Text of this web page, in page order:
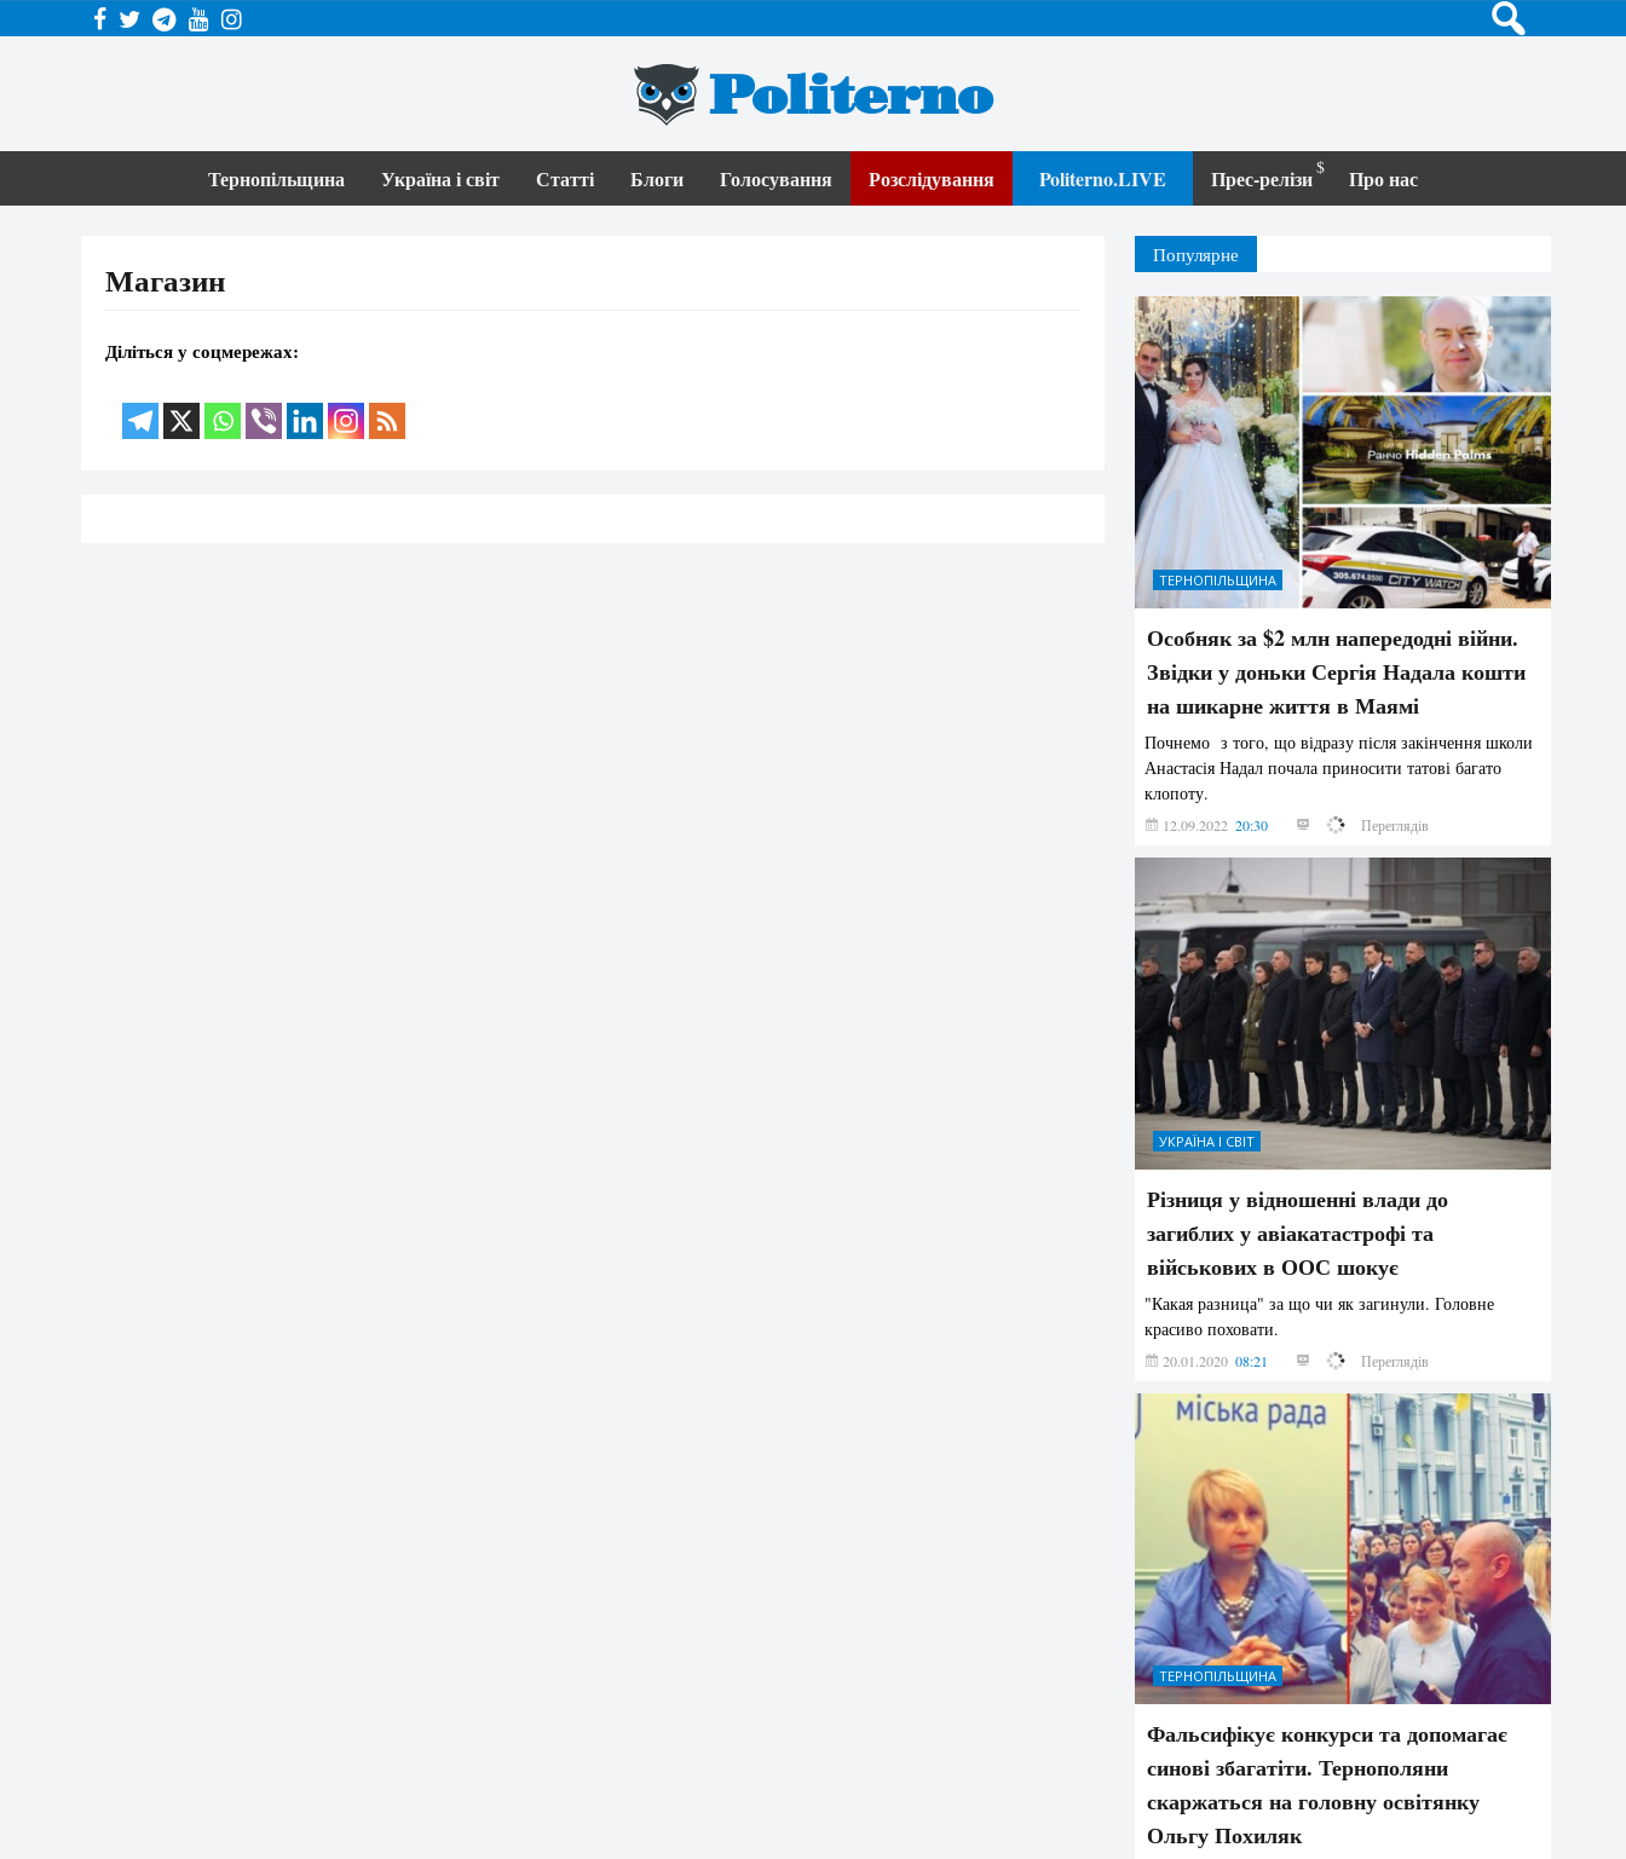
Politerno
Тернопільщина Україна і світ Статті Блоги Голосування Розслідування Politerno.LIVE Прес-релізи Про нас
Магазин
Діліться у соцмережах:
Популярне
ТЕРНОПІЛЬЩИНА
Особняк за $2 млн напередодні війни.
Звідки у доньки Сергія Надала кошти
на шикарне життя в Маямі
Почнемо з того, що відразу після закінчення школи
Анастасія Надал почала приносити татові багато
клопоту.
12.09.2022 20:30 154955 Переглядів
УКРАЇНА І СВІТ
Різниця у відношенні влади до
загиблих у авіакатастрофі та
військових в ООС шокує
"Какая разница" за що чи як загинули. Головне
красиво поховати.
20.01.2020 08:21 139880 Переглядів
ТЕРНОПІЛЬЩИНА
Фальсифікує конкурси та допомагає
синові збагатіти. Тернополяни
скаржаться на головну освітянку
Ольгу Похиляк